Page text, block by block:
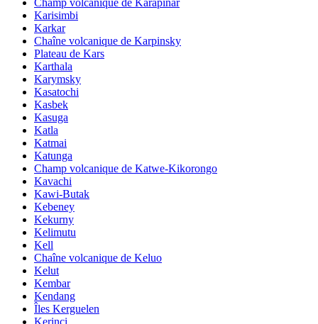
Karisimbi
Karkar
Chaîne volcanique de Karpinsky
Plateau de Kars
Karthala
Karymsky
Kasatochi
Kasbek
Kasuga
Katla
Katmai
Katunga
Champ volcanique de Katwe-Kikorongo
Kavachi
Kawi-Butak
Kebeney
Kekurny
Kelimutu
Kell
Chaîne volcanique de Keluo
Kelut
Kembar
Kendang
Îles Kerguelen
Kerinci